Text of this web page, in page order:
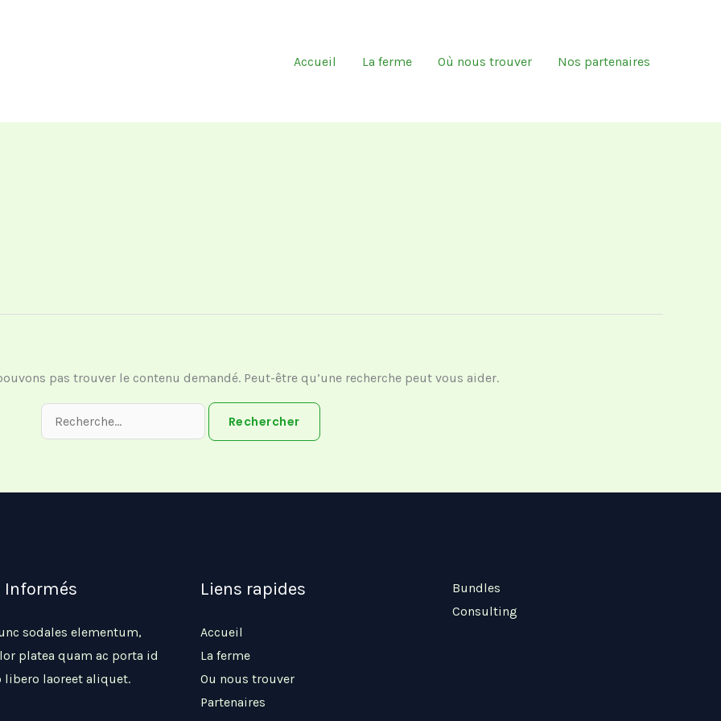
Accueil La ferme Où nous trouver Nos partenaires
pas trouver le contenu demandé. Peut-être qu’une recherche peut vous aider.
Informés
sodales elementum,
platea quam ac porta id
libero laoreet aliquet.
Liens rapides
Accueil
La ferme
Ou nous trouver
Partenaires
Bundles
Consulting